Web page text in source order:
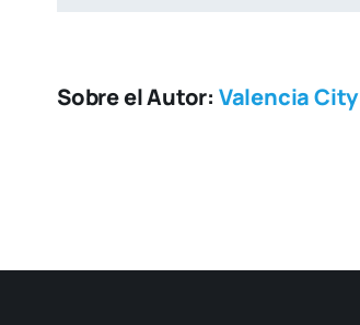
Sobre el Autor: Valencia City